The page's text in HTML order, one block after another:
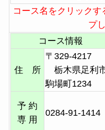
コース名をクリック
プ
コース情報
住 所
〒329-4217
栃木県足利
駒場町1234
予 約
専 用
0284-91-1414